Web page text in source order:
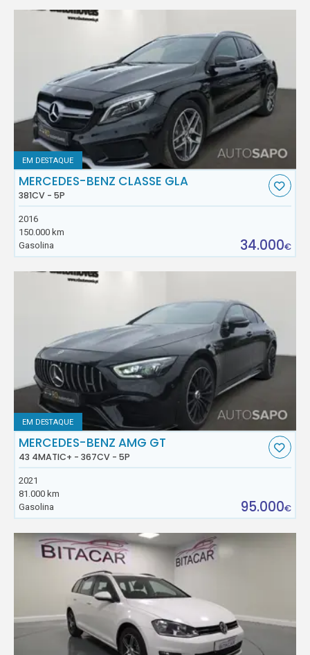
EM DESTAQUE
MERCEDES-BENZ CLASSE GLA
381CV - 5P
2016
150.000 km
Gasolina
34.000€
EM DESTAQUE
MERCEDES-BENZ AMG GT
43 4MATIC+ - 367CV - 5P
2021
81.000 km
Gasolina
95.000€